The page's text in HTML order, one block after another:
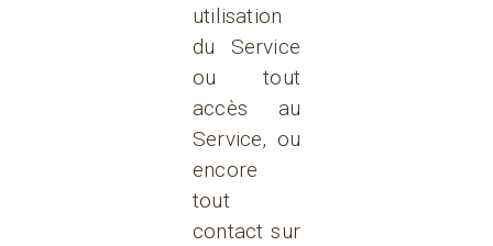
utilisation
du Service
ou tout
accès au
Service, ou
encore
tout
contact sur